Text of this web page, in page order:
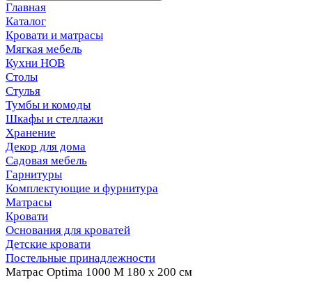
Главная
Каталог
Кровати и матрасы
Мягкая мебель
Кухни НОВ
Столы
Стулья
Тумбы и комоды
Шкафы и стеллажи
Хранение
Декор для дома
Садовая мебель
Гарнитуры
Комплектующие и фурнитура
Матрасы
Кровати
Основания для кроватей
Детские кровати
Постельные принадлежности
Матрас Optima 1000 M 180 х 200 см